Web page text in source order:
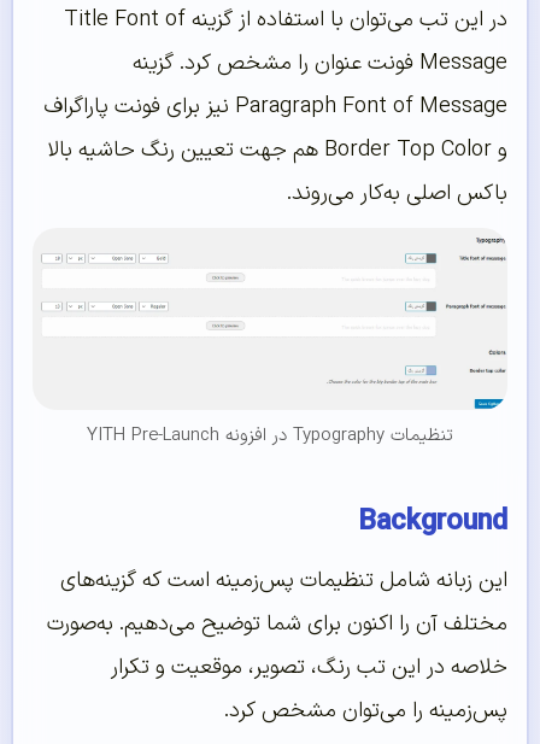
در این تب می‌توان با استفاده از گزینه Title Font of
Message فونت عنوان را مشخص کرد. گزینه
Paragraph Font of Message نیز برای فونت پاراگراف
و Border Top Color هم جهت تعیین رنگ حاشیه بالا
باکس اصلی به‌کار می‌روند.
تنظیمات Typography در افزونه YITH Pre-Launch
Background
این زبانه شامل تنظیمات پس‌زمینه است که گزینه‌های
مختلف آن را اکنون برای شما توضیح می‌دهیم. به‌صورت
خلاصه در این تب رنگ، تصویر، موقعیت و تکرار
پس‌زمینه را می‌توان مشخص کرد.